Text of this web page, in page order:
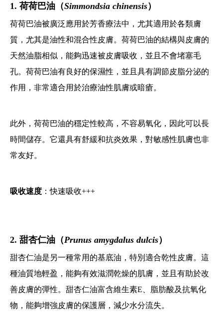
1. 荷荷巴油（Simmondsia chinensis）
荷荷巴油被廣泛應用於芳香療法中，尤其適用於各類膚
質，尤其是油性和混合性皮膚。荷荷巴油的結構與皮膚的
天然油脂相似，能夠迅速被皮膚吸收，並且不會堵塞毛
孔。荷荷巴油有良好的保濕性，並且具有調節皮脂分泌的
作用，非常適合用於治療油性肌膚或暗瘡。
此外，荷荷巴油的穩定性較高，不容易氧化，因此可以長
時間儲存。它還具有舒緩和抗炎效果，對敏感性肌膚也非
常友好。
吸收速度 ：快速吸收+++
2. 甜杏仁油（Prunus amygdalus dulcis）
甜杏仁油是另一種常用的基底油，特別適合乾性皮膚。這
種油質地輕盈，能夠有效滋潤乾燥的肌膚，並且有助於改
善皮膚的彈性。甜杏仁油富含維生素E、脂肪酸及抗氧化
物，能夠增強皮膚的保護層，減少水分流失。